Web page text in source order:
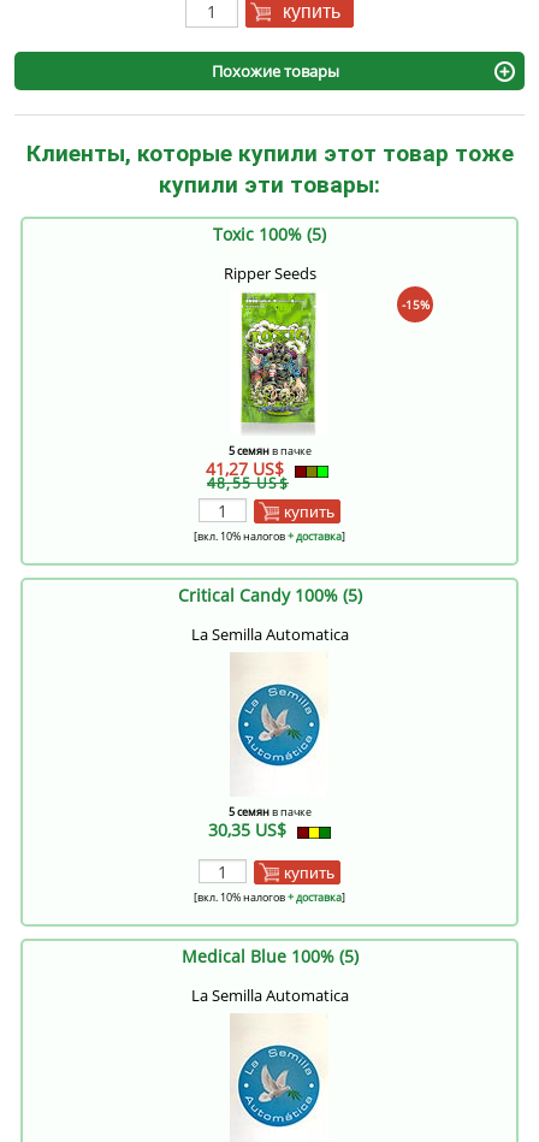
купить
Похожие товары
Клиенты, которые купили этот товар тоже
купили эти товары:
Toxic 100% (5)
Ripper Seeds
-15%
5 семянв пачке
41,27 US$
48,55 US$
купить
[вкл. 10% налогов+ доставка]
Critical Candy 100% (5)
La Semilla Automatica
5 семянв пачке
30,35 US$
купить
[вкл. 10% налогов+ доставка]
Medical Blue 100% (5)
La Semilla Automatica